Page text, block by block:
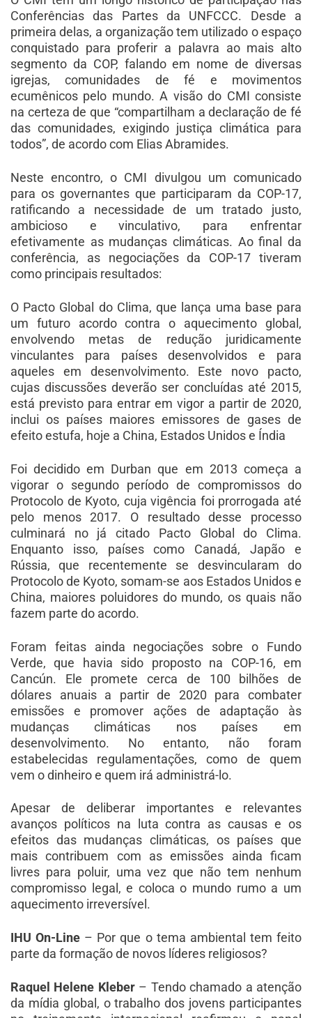
Conferências das Partes da UNFCCC. Desde a
primeira delas, a organização tem utilizado o espaço
conquistado para proferir a palavra ao mais alto
segmento da COP, falando em nome de diversas
igrejas, comunidades de fé e movimentos
ecumênicos pelo mundo. A visão do CMI consiste
na certeza de que “compartilham a declaração de fé
das comunidades, exigindo justiça climática para
todos”, de acordo com Elias Abramides.
Neste encontro, o CMI divulgou um comunicado
para os governantes que participaram da COP-17,
ratificando a necessidade de um tratado justo,
ambicioso e vinculativo, para enfrentar
efetivamente as mudanças climáticas. Ao final da
conferência, as negociações da COP-17 tiveram
como principais resultados:
O Pacto Global do Clima, que lança uma base para
um futuro acordo contra o aquecimento global,
envolvendo metas de redução juridicamente
vinculantes para países desenvolvidos e para
aqueles em desenvolvimento. Este novo pacto,
cujas discussões deverão ser concluídas até 2015,
está previsto para entrar em vigor a partir de 2020,
inclui os países maiores emissores de gases de
efeito estufa, hoje a China, Estados Unidos e Índia
Foi decidido em Durban que em 2013 começa a
vigorar o segundo período de compromissos do
Protocolo de Kyoto, cuja vigência foi prorrogada até
pelo menos 2017. O resultado desse processo
culminará no já citado Pacto Global do Clima.
Enquanto isso, países como Canadá, Japão e
Rússia, que recentemente se desvincularam do
Protocolo de Kyoto, somam-se aos Estados Unidos e
China, maiores poluidores do mundo, os quais não
fazem parte do acordo.
Foram feitas ainda negociações sobre o Fundo
Verde, que havia sido proposto na COP-16, em
Cancún. Ele promete cerca de 100 bilhões de
dólares anuais a partir de 2020 para combater
emissões e promover ações de adaptação às
mudanças climáticas nos países em
desenvolvimento. No entanto, não foram
estabelecidas regulamentações, como de quem
vem o dinheiro e quem irá administrá-lo.
Apesar de deliberar importantes e relevantes
avanços políticos na luta contra as causas e os
efeitos das mudanças climáticas, os países que
mais contribuem com as emissões ainda ficam
livres para poluir, uma vez que não tem nenhum
compromisso legal, e coloca o mundo rumo a um
aquecimento irreversível.
IHU On-Line – Por que o tema ambiental tem feito
parte da formação de novos líderes religiosos?
Raquel Helene Kleber – Tendo chamado a atenção
da mídia global, o trabalho dos jovens participantes